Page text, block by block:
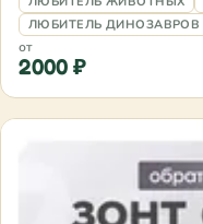
ЛЮБИТЕЛЬ ДИНОЗАВРОВ
от
2000 ₽